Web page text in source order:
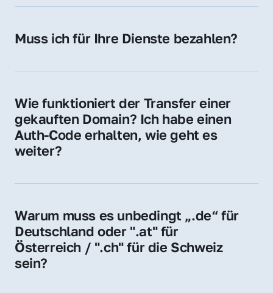
späteren Betrieb der Domain (z. B. beim
Gebühren an. Diese bewegen sich für .de
Muss ich für Ihre Dienste bezahlen?
der Domain – ohne zusätzliche Vermittlungs-
Wie funktioniert der Transfer einer
gekauften Domain? Ich habe einen
Auth-Code erhalten, wie geht es
weiter?
Provider, die Domain zu übernehmen. Gerne
schnellen Prozess.
Warum muss es unbedingt „.de“ für
Deutschland oder ".at" für
Österreich / ".ch" für die Schweiz
sein?